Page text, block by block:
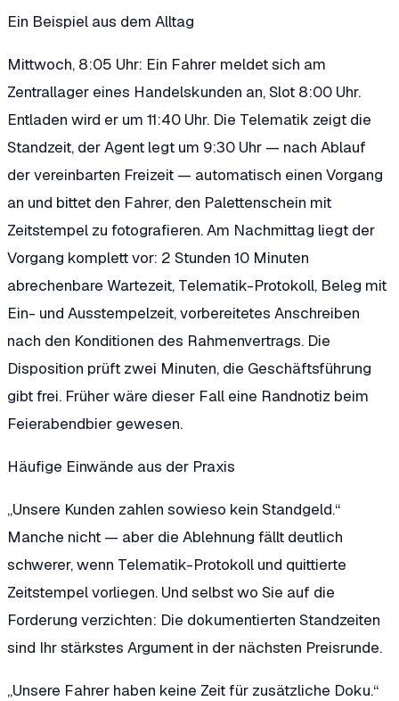
Ein Beispiel aus dem Alltag
Mittwoch, 8:05 Uhr: Ein Fahrer meldet sich am
Zentrallager eines Handelskunden an, Slot 8:00 Uhr.
Entladen wird er um 11:40 Uhr. Die Telematik zeigt die
Standzeit, der Agent legt um 9:30 Uhr — nach Ablauf
der vereinbarten Freizeit — automatisch einen Vorgang
an und bittet den Fahrer, den Palettenschein mit
Zeitstempel zu fotografieren. Am Nachmittag liegt der
Vorgang komplett vor: 2 Stunden 10 Minuten
abrechenbare Wartezeit, Telematik-Protokoll, Beleg mit
Ein- und Ausstempelzeit, vorbereitetes Anschreiben
nach den Konditionen des Rahmenvertrags. Die
Disposition prüft zwei Minuten, die Geschäftsführung
gibt frei. Früher wäre dieser Fall eine Randnotiz beim
Feierabendbier gewesen.
Häufige Einwände aus der Praxis
„Unsere Kunden zahlen sowieso kein Standgeld.“
Manche nicht — aber die Ablehnung fällt deutlich
schwerer, wenn Telematik-Protokoll und quittierte
Zeitstempel vorliegen. Und selbst wo Sie auf die
Forderung verzichten: Die dokumentierten Standzeiten
sind Ihr stärkstes Argument in der nächsten Preisrunde.
„Unsere Fahrer haben keine Zeit für zusätzliche Doku.“